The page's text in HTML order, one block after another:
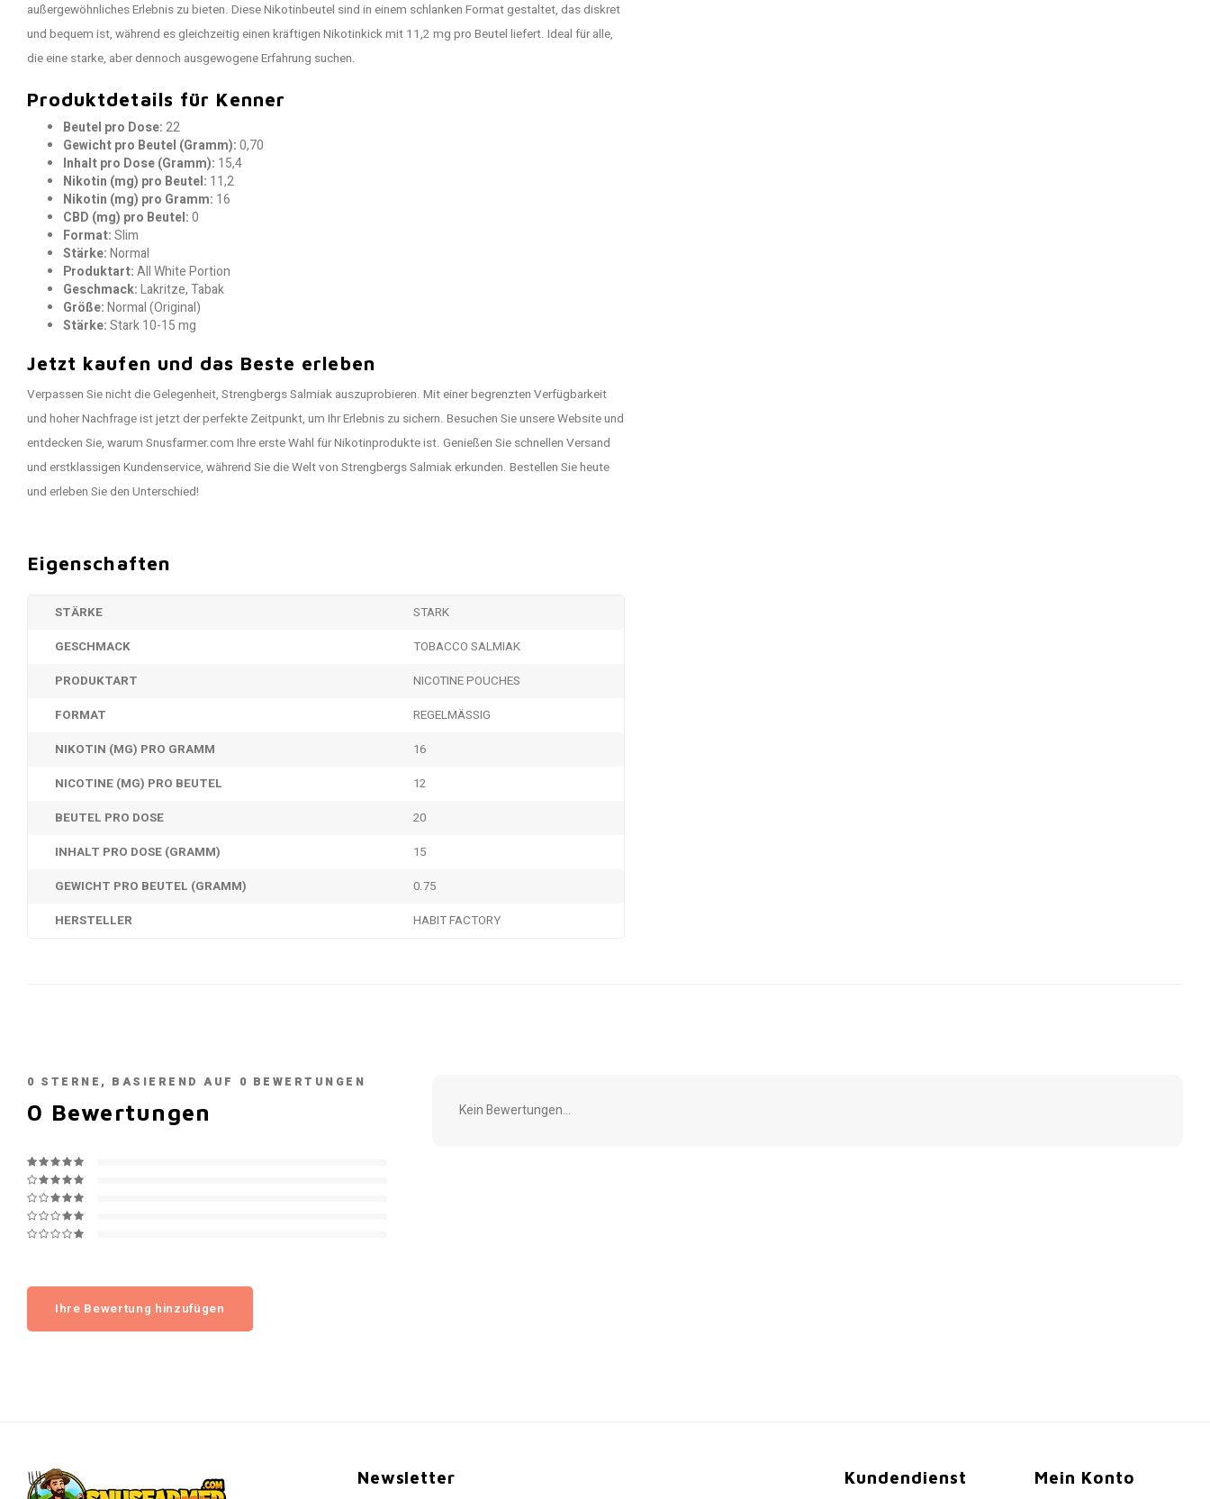
außergewöhnliches Erlebnis zu bieten. Diese Nikotinbeutel sind in einem schlanken Format gestaltet, das diskret
und bequem ist, während es gleichzeitig einen kräftigen Nikotinkick mit 11,2 mg pro Beutel liefert. Ideal für alle,
die eine starke, aber dennoch ausgewogene Erfahrung suchen.
Produktdetails für Kenner
Beutel pro Dose:22
Gewicht pro Beutel (Gramm):0,70
Inhalt pro Dose (Gramm): 15,4
Nikotin (mg) pro Beutel: 11,2
Nikotin (mg) pro Gramm: 16
CBD (mg) pro Beutel:0
Format:Slim
Stärke:Normal
Produktart:All White Portion
Geschmack:Lakritze, Tabak
Größe:Normal (Original)
Stärke:Stark 10-15 mg
Jetzt kaufen und das Beste erleben
Verpassen Sie nicht die Gelegenheit, Strengbergs Salmiak auszuprobieren. Mit einer begrenzten Verfügbarkeit
und hoher Nachfrage ist jetzt der perfekte Zeitpunkt, um Ihr Erlebnis zu sichern. Besuchen Sie unsere Website und
entdecken Sie, warum Snusfarmer.com Ihre erste Wahl für Nikotinprodukte ist. Genießen Sie schnellen Versand
und erstklassigen Kundenservice, während Sie die Welt von Strengbergs Salmiak erkunden. Bestellen Sie heute
und erleben Sie den Unterschied!
Eigenschaften
STÄRKE
STARK
GESCHMACK
TOBACCO SALMIAK
PRODUKTART
NICOTINE POUCHES
FORMAT
REGELMÄSSIG
NIKOTIN (MG) PRO GRAMM
16
NICOTINE (MG) PRO BEUTEL
12
BEUTEL PRO DOSE
20
INHALT PRO DOSE (GRAMM)
15
GEWICHT PRO BEUTEL (GRAMM)
0.75
HERSTELLER
HABIT FACTORY
0 STERNE, BASIEREND AUF 0 BEWERTUNGEN
0 Bewertungen
Ihre Bewertung hinzufügen
Kein Bewertungen...
Newsletter Kundendienst Mein Konto